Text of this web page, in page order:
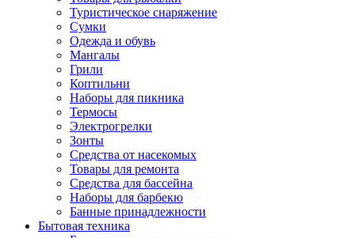
Туристическое снаряжение
Сумки
Одежда и обувь
Мангалы
Грили
Коптильни
Наборы для пикника
Термосы
Электрогрелки
Зонты
Средства от насекомых
Товары для ремонта
Средства для бассейна
Наборы для барбекю
Банные принадлежности
Бытовая техника